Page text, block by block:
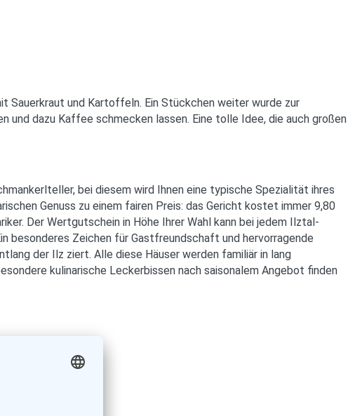
Sauerkraut und Kartoffeln. Ein Stückchen weiter wurde zur
und dazu Kaffee schmecken lassen. Eine tolle Idee, die auch großen
bei diesem wird Ihnen eine typische Spezialität ihres
Genuss zu einem fairen Preis: das Gericht kostet immer 9,80
Der Wertgutschein in Höhe Ihrer Wahl kann bei jedem Ilztal-
besonderes Zeichen für Gastfreundschaft und hervorragende
der Ilz ziert. Alle diese Häuser werden familiär in lang
kulinarische Leckerbissen nach saisonalem Angebot finden